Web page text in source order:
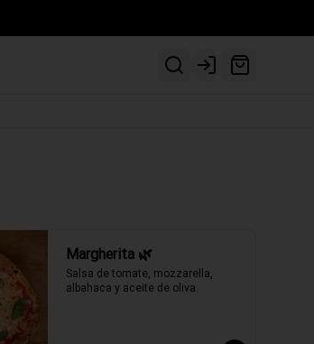
Login
Margherita 🌿
Salsa de tomate, mozzarella,
albahaca y aceite de oliva.